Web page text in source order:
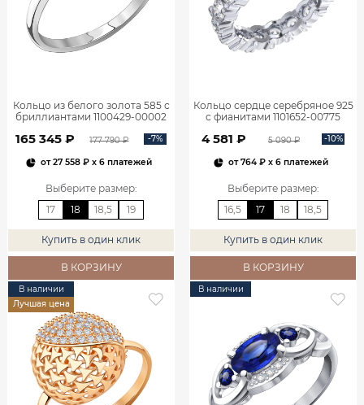
Кольцо из белого золота 585 с
бриллиантами 1100429-00002
165 345 ₽ 177 790 ₽ -7%
от27 558 ₽x 6 платежей
Выберите размер:
17
18 18,5 19
Купить в один клик
В КОРЗИНУ
Кольцо сердце серебряное 925
с фианитами 1101652-00775
4 581 ₽ 5 090 ₽ -10%
от764 ₽x 6 платежей
Выберите размер:
16,5
17 18 18,5
Купить в один клик
В КОРЗИНУ
В наличии
Лучшая цена
В наличии